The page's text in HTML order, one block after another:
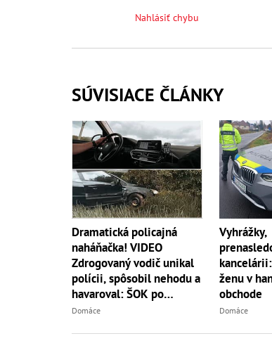
Nahlásiť chybu
SÚVISIACE ČLÁNKY
Dramatická policajná
naháňačka! VIDEO
Zdrogovaný vodič unikal
polícii, spôsobil nehodu a
havaroval: ŠOK po
lustrácii
Domáce
Vyhrážky,
ženu v
obchode
Domáce